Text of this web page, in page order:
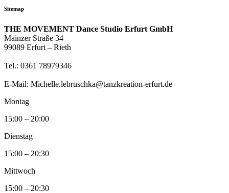
Sitemap
THE MOVEMENT Dance Studio Erfurt GmbH
Mainzer Straße 34
99089 Erfurt – Rieth
Tel.: 0361 78979346
E-Mail: Michelle.lebruschka@tanzkreation-erfurt.de
Montag
15:00 – 20:00
Dienstag
15:00 – 20:30
Mittwoch
15:00 – 20:30